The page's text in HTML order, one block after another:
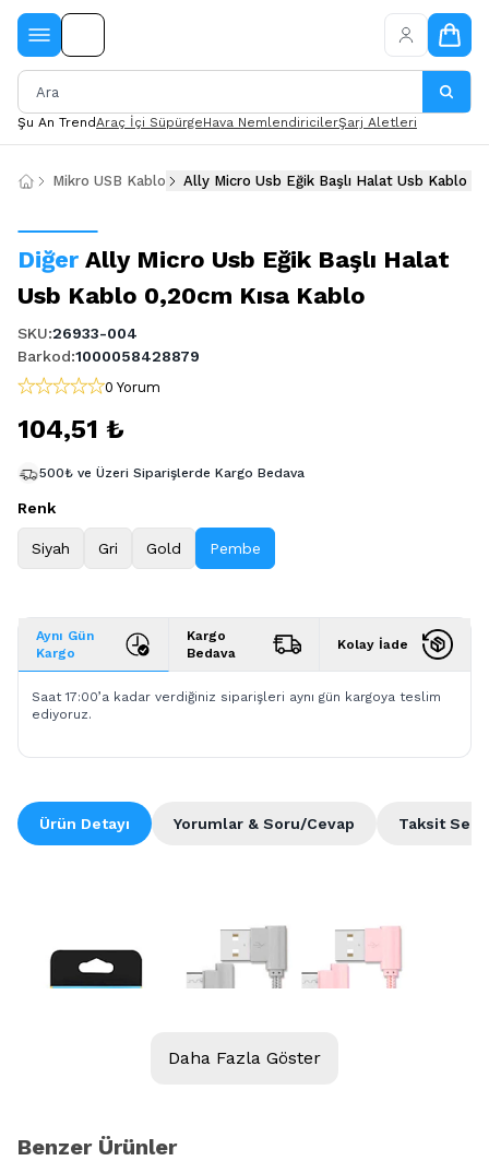
Şu An TrendAraç İçi SüpürgeHava NemlendiricilerŞarj Aletleri
Mikro USB Kablo Ally Micro Usb Eğik Başlı Halat Usb Kablo
Diğer Ally Micro Usb Eğik Başlı Halat
Usb Kablo 0,20cm Kısa Kablo
SKU:26933-004
Barkod:1000058428879
0 Yorum
104,51 ₺
500₺ ve Üzeri Siparişlerde Kargo Bedava
Renk
Siyah Gri Gold Pembe
Aynı Gün
Kargo
Kargo
Bedava
Kolay İade
Saat 17:00’a kadar verdiğiniz siparişleri aynı gün kargoya teslim
ediyoruz.
Ürün Detayı Taksit
Yorumlar & Soru/Cevap
Daha Fazla Göster
Benzer Ürünler